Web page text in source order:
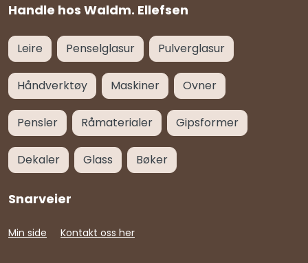
Handle hos Waldm. Ellefsen
Leire Penselglasur Pulverglasur
Håndverktøy Maskiner Ovner
Pensler Råmaterialer Gipsformer
Dekaler Glass Bøker
Min side Kontakt oss her
Snarveier